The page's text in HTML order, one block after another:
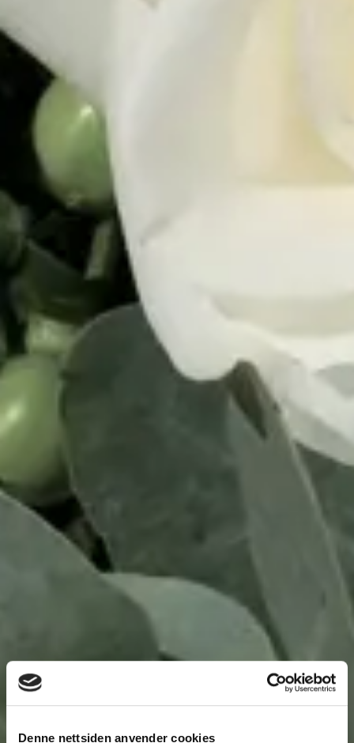
Denne nettsiden anvender cookies